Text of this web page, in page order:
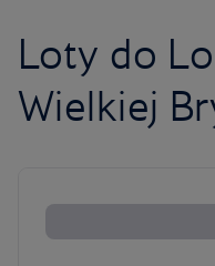
Loty do
Wielkiej